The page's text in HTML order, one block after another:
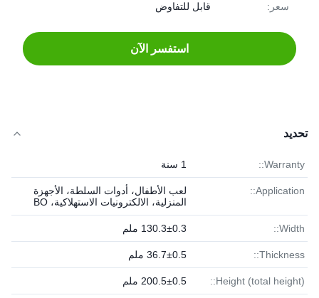
سعر: قابل للتفاوض
استفسر الآن
تحديد
Warranty:: 1 سنة
Application::
لعب الأطفال، أدوات السلطة، الأجهزة
المنزلية، الالكترونيات الاستهلاكية، BO
Width:: 130.3±0.3 ملم
Thickness:: 36.7±0.5 ملم
Height (total height):: 200.5±0.5 ملم